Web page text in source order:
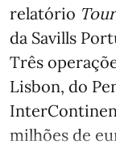
relatório
da Savills
Três
Lisbon, do
milhões de